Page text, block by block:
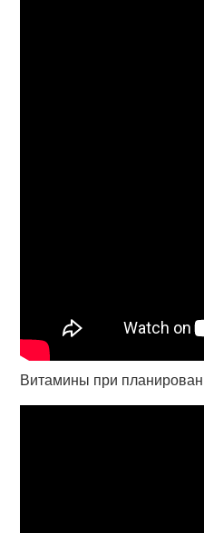
Витамины при